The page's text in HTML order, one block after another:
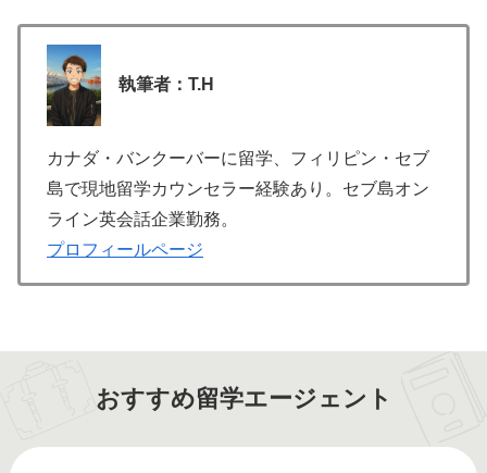
執筆者：T.H
カナダ・バンクーバーに留学、フィリピン・セブ
島で現地留学カウンセラー経験あり。セブ島オン
ライン英会話企業勤務。
プロフィールページ
おすすめ留学エージェント